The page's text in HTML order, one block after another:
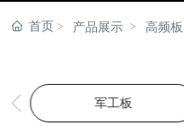
首页 产品展示 高频板
军工板